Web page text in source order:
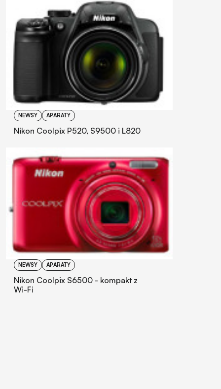
NEWSY APARATY
Nikon Coolpix P520, S9500 i L820
NEWSY APARATY
Nikon Coolpix S6500 - kompakt z
Wi-Fi